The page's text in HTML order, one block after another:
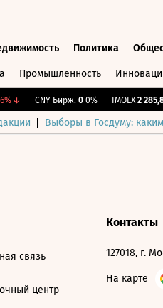
Политика
Промышленность
↓ CNY Бирж. 0 0% IMOEX 2 285,88
Выборы в Госдуму:
связь
центр
Контакты
127018, г.
На карте